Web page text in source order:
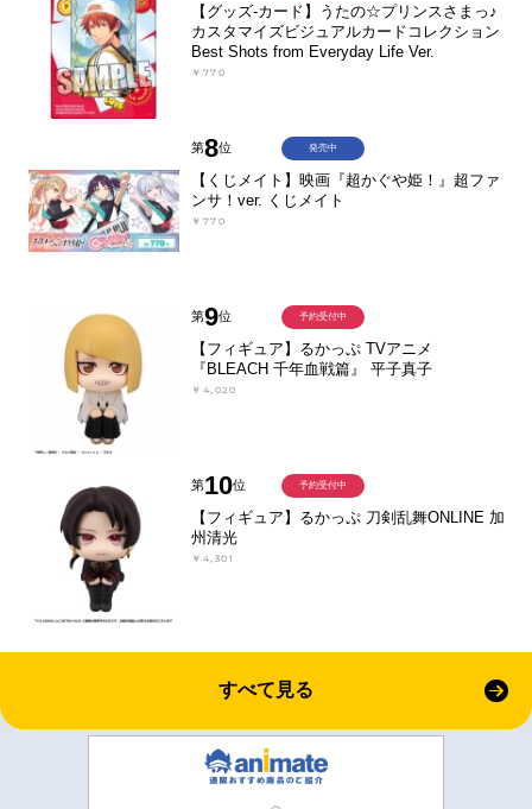
【グッズ-カード】うたの☆プリンスさまっ♪
カスタマイズビジュアルカードコレクション
Best Shots from Everyday Life Ver.
￥770
第8位
【くじメイト】映画『超かぐや姫！』超ファ
ンサ！ver. くじメイト
￥770
発売中
第9位
【フィギュア】るかっぷ TVアニメ
『BLEACH 千年血戦篇』 平子真子
￥4,020
予約受付中
第10位
【フィギュア】るかっぷ 刀剣乱舞ONLINE 加
州清光
￥4,301
予約受付中
すべて見る